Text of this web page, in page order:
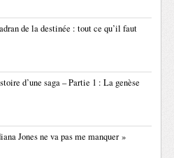
de la destinée : tout ce qu’il faut
d’une saga – Partie 1 : La genèse
Jones ne va pas me manquer »